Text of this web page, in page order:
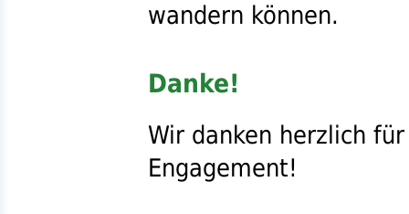
wandern können.
Danke!
Wir danken herzlich
Engagement!